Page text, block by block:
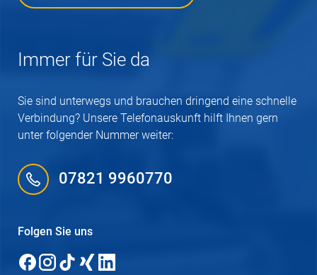
Immer für Sie da
Sie sind unterwegs und brauchen dringend eine schnelle
Verbindung? Unsere Telefonauskunft hilft Ihnen gern
unter folgender Nummer weiter:
07821 9960770
Folgen Sie uns